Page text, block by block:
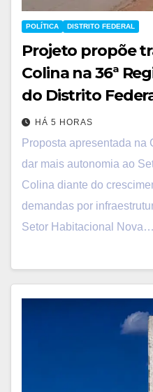
POLÍTICA DISTRITO FEDERAL
Projeto propõe
Colina na 36ª
do Distrito
HÁ 5 HORAS
Proposta apresentada na
dar mais autonomia ao
Colina diante do
demandas por
Setor Habitacional Nova…